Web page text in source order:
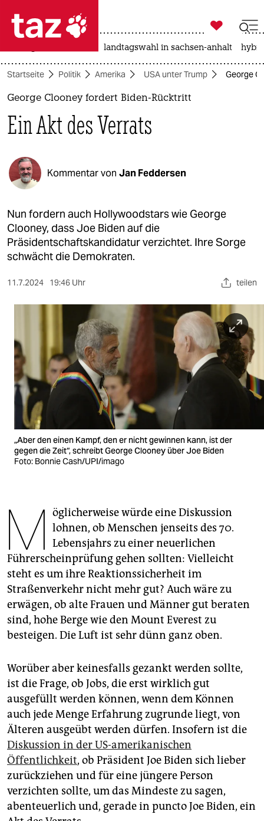
 taz zahl ich
taz zahl ich
themen
politik
öko
gesellschaft
kultur
sport
verlag
verlag
veranstaltungen
shop
fragen & hilfe
unterstützen
genossenschaft
epaper login

taz zahl ich
landtagswahl in sachsen-anhalt
Startseite Politik Amerika USA unter Trump George
George Clooney fordert Biden-Rücktritt
Ein Akt des Verrats
Kommentar von Jan Feddersen
Nun fordern auch Hollywoodstars wie George
Clooney, dass Joe Biden auf die
Präsidentschaftskandidatur verzichtet. Ihre Sorge
schwächt die Demokraten.
11.7.2024 19:46 Uhr teilen
„Aber den einen Kampf, den er nicht gewinnen kann, ist der
gegen die Zeit“, schreibt George Clooney über Joe Biden
Foto: Bonnie Cash/UPI/imago
M öglicherweise würde eine Diskussion
lohnen, ob Menschen jenseits des 70.
Lebensjahrs zu einer neuerlichen
Führerscheinprüfung gehen sollten: Vielleicht
steht es um ihre Reaktionssicherheit im
Straßenverkehr nicht mehr gut? Auch wäre zu
erwägen, ob alte Frauen und Männer gut beraten
sind, hohe Berge wie den Mount Everest zu
besteigen. Die Luft ist sehr dünn ganz oben.
Worü­ber aber keinesfalls gezankt werden sollte,
ist die Frage, ob Jobs, die erst wirklich gut
ausgefüllt werden können, wenn dem Können
auch jede Menge Erfahrung zugrunde liegt, von
Älteren ausgeübt werden dürfen. Insofern ist die
Diskussion in der US-amerikanischen
Öffentlichkeit, ob Präsident Joe Biden sich lieber
zurückziehen und für eine jüngere Person
verzichten sollte, um das Mindeste zu sagen,
abenteuerlich und, gerade in puncto Joe Biden, ein